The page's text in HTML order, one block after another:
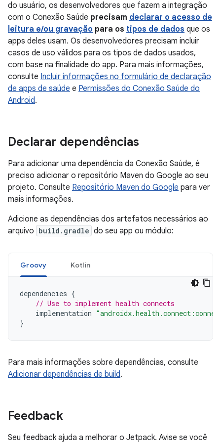
do usuário, os desenvolvedores que fazem a integração
com o Conexão Saúde precisam declarar o acesso de
leitura e/ou gravação para os tipos de dados que os
apps deles usam. Os desenvolvedores precisam incluir
casos de uso válidos para os tipos de dados usados,
com base na finalidade do app. Para mais informações,
consulte Incluir informações no formulário de declaração
de apps de saúde e Permissões do Conexão Saúde do
Android.
Declarar dependências
Para adicionar uma dependência da Conexão Saúde, é
preciso adicionar o repositório Maven do Google ao seu
projeto. Consulte Repositório Maven do Google para ver
mais informações.
Adicione as dependências dos artefatos necessários ao
arquivo build.gradle do seu app ou módulo:
Groovy Kotlin
dependencies {
// Use to implement health connects
implementation
}
Para mais informações sobre dependências, consulte
Adicionar dependências de build.
Feedback
Seu feedback ajuda a melhorar o Jetpack. Avise se você